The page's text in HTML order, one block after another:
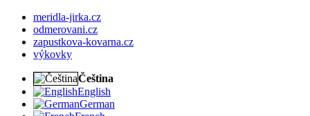
meridla-jirka.cz
odmerovani.cz
zapustkova-kovarna.cz
výkovky
Čeština
English
German